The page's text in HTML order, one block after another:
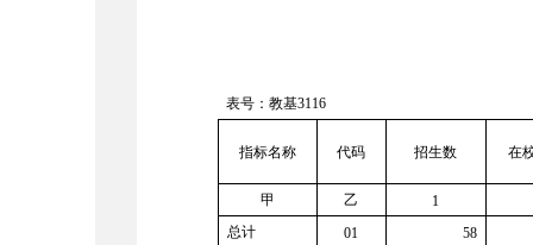
表号：教基3116
指标名称 代码 招生数 在
甲 乙
1
总计
01
58